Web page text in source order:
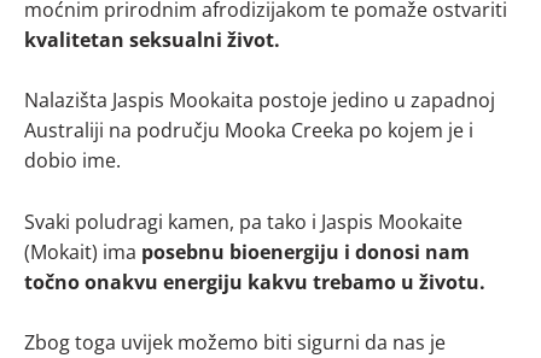
moćnim prirodnim afrodizijakom te pomaže ostvariti
kvalitetan seksualni život.
Nalazišta Jaspis Mookaita postoje jedino u zapadnoj
Australiji na području Mooka Creeka po kojem je i
dobio ime.
Svaki poludragi kamen, pa tako i Jaspis Mookaite
(Mokait) ima posebnu bioenergiju i donosi nam
točno onakvu energiju kakvu trebamo u životu.
Zbog toga uvijek možemo biti sigurni da nas je